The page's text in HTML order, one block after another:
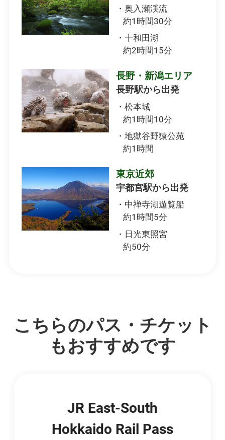
・奥入瀬渓流
約1時間30分
・十和田湖
約2時間15分
長野・新潟エリア
長野駅から出発
・松本城
約1時間10分
・地獄谷野猿公苑
約1時間
東京近郊
宇都宮駅から出発
・中禅寺湖遊覧船
約1時間5分
・日光東照宮
約50分
こちらのパス・チケット
もおすすめです
JR East-South
Hokkaido Rail Pass